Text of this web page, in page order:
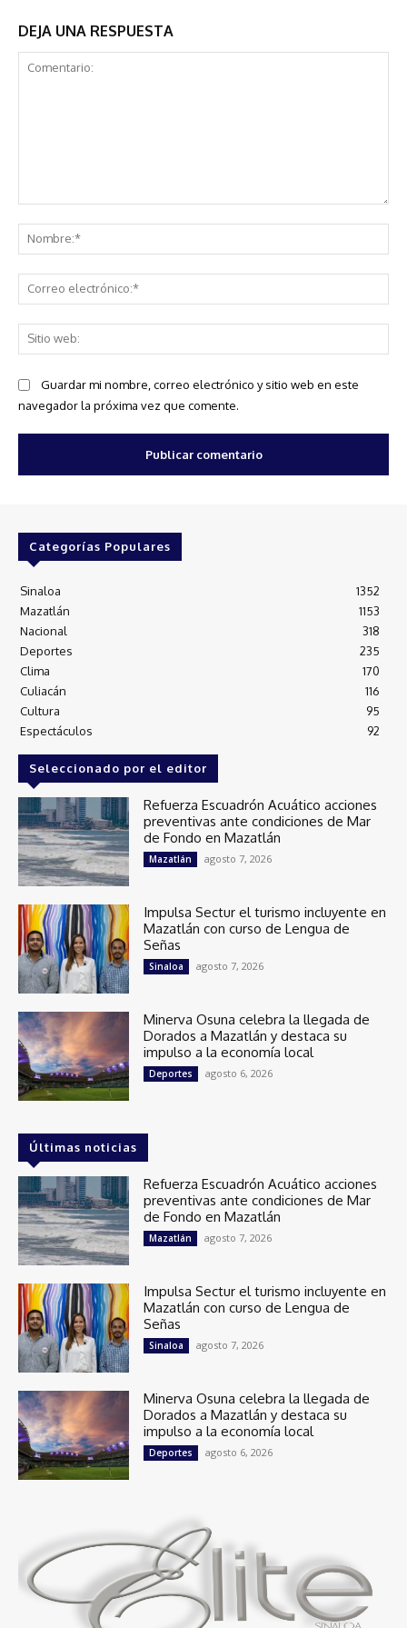
DEJA UNA RESPUESTA
Guardar mi nombre, correo electrónico y sitio web en este
navegador la próxima vez que comente.
Categorías Populares
Sinaloa
1352
Mazatlán
1153
Nacional
318
Deportes
235
Clima
170
Culiacán
116
Cultura
95
Espectáculos
92
Seleccionado por el editor
Refuerza Escuadrón Acuático acciones
preventivas ante condiciones de Mar
de Fondo en Mazatlán
Mazatlán agosto 7, 2026
Impulsa Sectur el turismo incluyente en
Mazatlán con curso de Lengua de
Señas
Sinaloa agosto 7, 2026
Minerva Osuna celebra la llegada de
Dorados a Mazatlán y destaca su
impulso a la economía local
Deportes agosto 6, 2026
Últimas noticias
Refuerza Escuadrón Acuático acciones
preventivas ante condiciones de Mar
de Fondo en Mazatlán
Mazatlán agosto 7, 2026
Impulsa Sectur el turismo incluyente en
Mazatlán con curso de Lengua de
Señas
Sinaloa agosto 7, 2026
Minerva Osuna celebra la llegada de
Dorados a Mazatlán y destaca su
impulso a la economía local
Deportes agosto 6, 2026